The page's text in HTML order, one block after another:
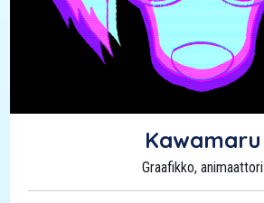
Kawamaru
Graafikko, animaattori